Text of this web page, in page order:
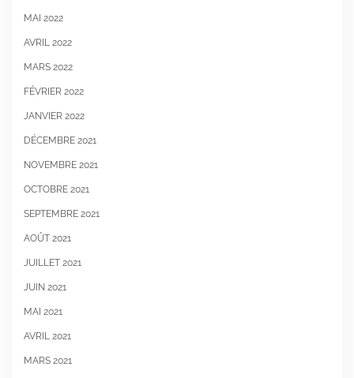
MAI 2022
AVRIL 2022
MARS 2022
FÉVRIER 2022
JANVIER 2022
DÉCEMBRE 2021
NOVEMBRE 2021
OCTOBRE 2021
SEPTEMBRE 2021
AOÛT 2021
JUILLET 2021
JUIN 2021
MAI 2021
AVRIL 2021
MARS 2021